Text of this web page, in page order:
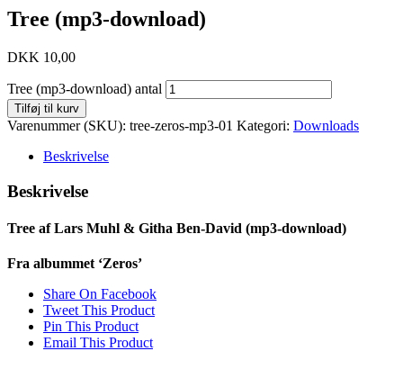
Tree (mp3-download)
DKK 10,00
Tree (mp3-download) antal
Tilføj til kurv
Varenummer (SKU): tree-zeros-mp3-01 Kategori: Downloads
Beskrivelse
Beskrivelse
Tree af Lars Muhl & Githa Ben-David (mp3-download)
Fra albummet ‘Zeros’
Share On Facebook
Tweet This Product
Pin This Product
Email This Product